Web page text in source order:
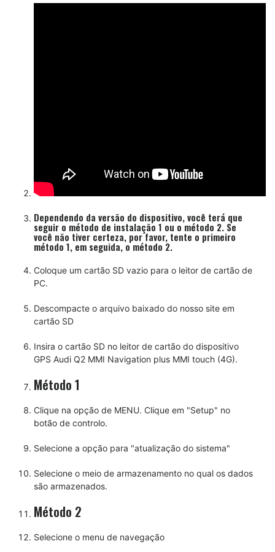
Dependendo da versão do dispositivo, você terá que
seguir o método de instalação 1 ou o método 2. Se
você não tiver certeza, por favor, tente o primeiro
método 1, em seguida, o método 2.
Coloque um cartão SD vazio para o leitor de cartão de
PC.
Descompacte o arquivo baixado do nosso site em
cartão SD
Insira o cartão SD no leitor de cartão do dispositivo
GPS Audi Q2 MMI Navigation plus MMI touch (4G).
Método 1
Clique na opção de MENU. Clique em "Setup" no
botão de controlo.
Selecione a opção para "atualização do sistema"
Selecione o meio de armazenamento no qual os dados
são armazenados.
Método 2
Selecione o menu de navegação